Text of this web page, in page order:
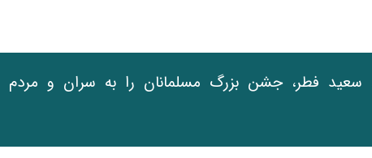
سعید فطر، جشن بزرگ مسلمانان را به سران و مردم